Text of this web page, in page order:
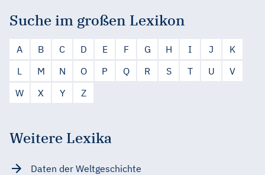
Suche im großen Lexikon
A B C D E F G H I J
K
L
M N O P Q R S T U
V
W
X Y Z
Weitere Lexika
Daten der Weltgeschichte